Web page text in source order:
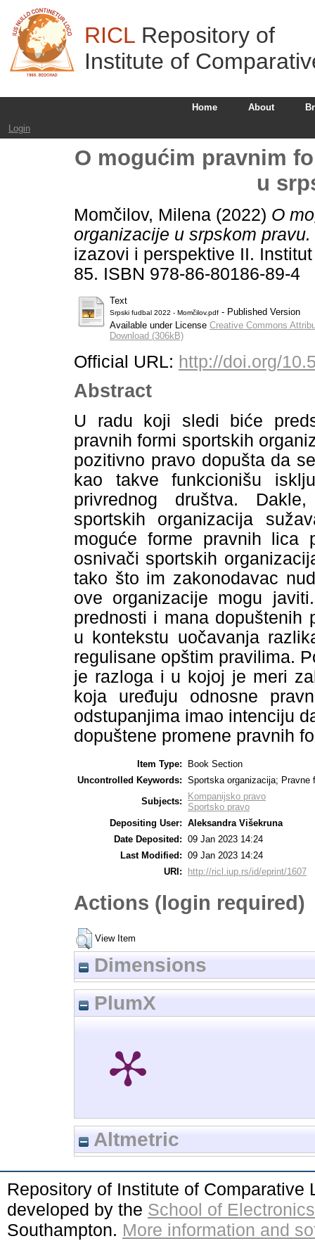
RICL Repository of
Institute of
Home About
Login
O mogućim pravnim
u
Momčilov, Milena (2022) O
organizacije u srpskom pravu.
izazovi i perspektive II.
85. ISBN 978-86-80186-89-4
Text
Srpski fudbal 2022 - Momčilov.pdf - Published Version
Available under License Creative Commons
Download (306kB)
Official URL: http://doi.org/
Abstract
U radu koji sledi biće
pravnih formi sportskih
pozitivno pravo dopušta da
kao takve funkcionišu
privrednog društva.
sportskih organizacija
moguće forme pravnih lica
osnivači sportskih
tako što im zakonodavac
ove organizacije mogu
prednosti i mana dopuštenih
u kontekstu uočavanja
regulisane opštim pravilima.
je razloga i u kojoj je meri
koja uređuju odnosne
odstupanjima imao intenciju
dopuštene promene pravnih
Item Type:
Book Section
Uncontrolled Keywords: Sportska organizacija; Pravne
Subjects:
Kompanijsko pravo
Sportsko pravo
Depositing User: Aleksandra Višekruna
Date Deposited: 09 Jan 2023 14:24
Last Modified: 09 Jan 2023 14:24
URI:
http://ricl.iup.rs/id/eprint/1607
Actions (login required)
View Item
Dimensions
PlumX
Altmetric
Repository of Institute of
developed by the School of
Southampton. More information and